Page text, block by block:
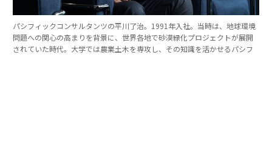
パシフィックコンサルタンツの平川了治。1991年入社。当時は、地球環境
問題への関心の高まりを背景に、世界各地で砂漠緑化プロジェクトが展開
されていた時代。大学では農業土木を専攻し、その知識を活かせるパシフ